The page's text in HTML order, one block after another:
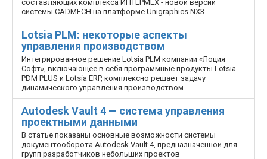
составляющих комплекса ИНТЕРМЕХ - новой версии
системы CADMECH на платформе Unigraphics NX3
Lotsia PLM: некоторые аспекты
управления производством
Интегрированное решение Lotsia PLM компании «Лоция
Софт», включающее в себя программные продукты Lotsia
PDM PLUS и Lotsia ERP, комплексно решает задачу
динамического управления производством
Autodesk Vault 4 — система управления
проектными данными
В статье показаны основные возможности системы
документооборота Autodesk Vault 4, предназначенной для
групп разработчиков небольших проектов